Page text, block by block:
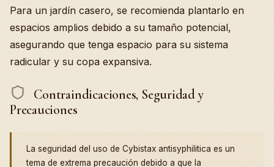
Para un jardín casero, se recomienda plantarlo en
espacios amplios debido a su tamaño potencial,
asegurando que tenga espacio para su sistema
radicular y su copa expansiva.
Contraindicaciones, Seguridad y
Precauciones
La seguridad del uso de Cybistax antisyphilitica es un
tema de extrema precaución debido a que la